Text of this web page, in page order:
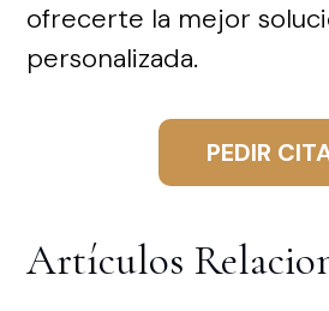
ofrecerte la mejor
personalizada.
PEDIR
Artículos